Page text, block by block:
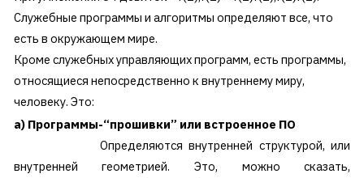
Служебные программы и алгоритмы определяют все, что
есть в окружающем мире.
Кроме служебных управляющих программ, есть программы,
относящиеся непосредственно к внутреннему миру,
человеку. Это:
а) Программы-“прошивки” или встроенное ПО
Определяются внутренней структурой, или
внутренней геометрией. Это, можно сказать,